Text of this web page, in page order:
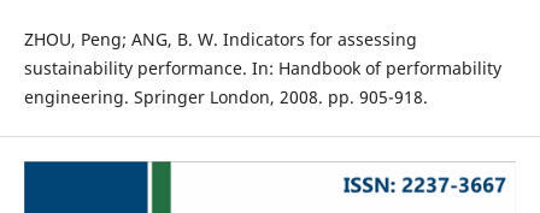
ZHOU, Peng; ANG, B. W. Indicators for assessing
sustainability performance. In: Handbook of performability
engineering. Springer London, 2008. pp. 905-918.